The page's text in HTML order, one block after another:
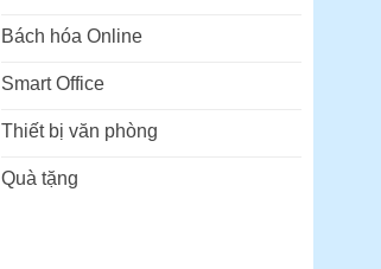
Bách hóa Online
Smart Office
Thiết bị văn phòng
Quà tặng